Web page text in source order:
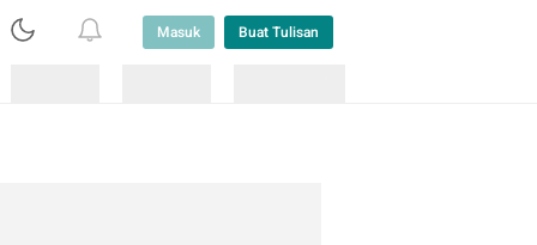
Masuk Buat Tulisan